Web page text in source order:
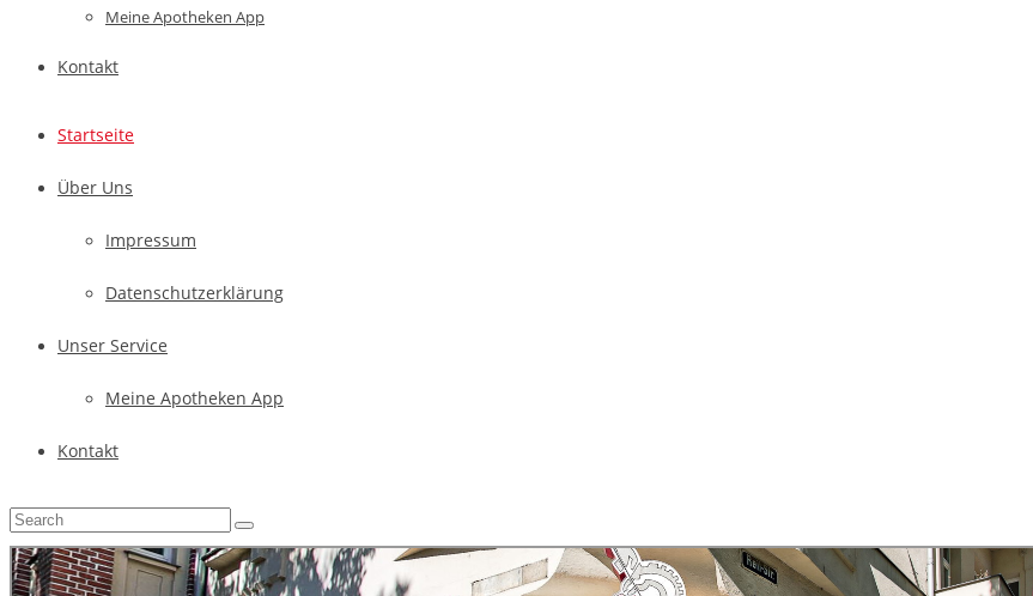
Meine Apotheken App
Kontakt
Startseite
Über Uns
Impressum
Datenschutzerklärung
Unser Service
Meine Apotheken App
Kontakt